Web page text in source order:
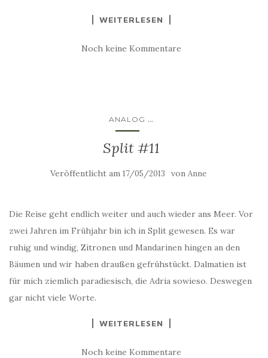
WEITERLESEN
Noch keine Kommentare
ANALOG ...
Split #11
Veröffentlicht am 17/05/2013 von Anne
Die Reise geht endlich weiter und auch wieder ans Meer. Vor
zwei Jahren im Frühjahr bin ich in Split gewesen. Es war
ruhig und windig, Zitronen und Mandarinen hingen an den
Bäumen und wir haben draußen gefrühstückt. Dalmatien ist
für mich ziemlich paradiesisch, die Adria sowieso. Deswegen
gar nicht viele Worte.
WEITERLESEN
Noch keine Kommentare